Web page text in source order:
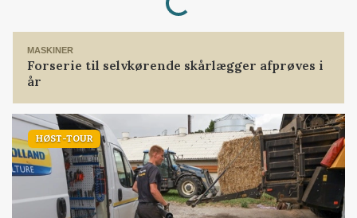
Loading...
MASKINER
Forserie til selvkørende skårlægger afprøves i
år
HØST-TOUR